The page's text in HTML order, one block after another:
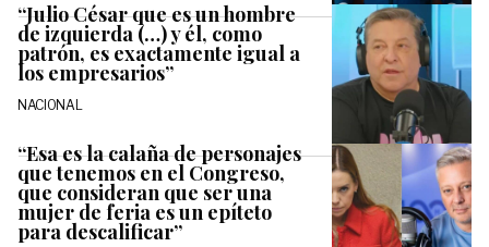
“Julio César que es un hombre
de izquierda (…) y él, como
patrón, es exactamente igual a
los empresarios”
NACIONAL
“Esa es la calaña de personajes
que tenemos en el Congreso,
que consideran que ser una
mujer de feria es un epíteto
para descalificar”